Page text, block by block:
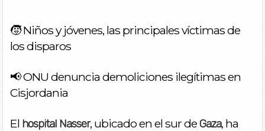
🧒 Niños y jóvenes, las principales víctimas de
los disparos
📢 ONU denuncia demoliciones ilegítimas en
Cisjordania
El hospital Nasser, ubicado en el sur deGaza, ha